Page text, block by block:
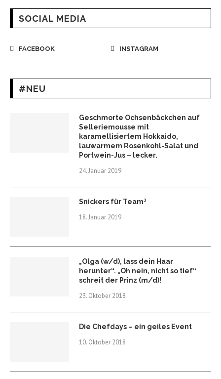
SOCIAL MEDIA
FACEBOOK INSTAGRAM
#NEU
Geschmorte Ochsenbäckchen auf
Selleriemousse mit
karamellisiertem Hokkaido,
lauwarmem Rosenkohl-Salat und
Portwein-Jus – lecker.
24. Januar 2019
Snickers für Team³
18. Januar 2019
„Olga (w/d), lass dein Haar
herunter“. „Oh nein, nicht so tief“
schreit der Prinz (m/d)!
23. Oktober 2018
Die Chefdays – ein geiles Event
10. Oktober 2018